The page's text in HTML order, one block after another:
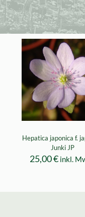
Hepatica japonica f.
Junki JP
25,00€ inkl.